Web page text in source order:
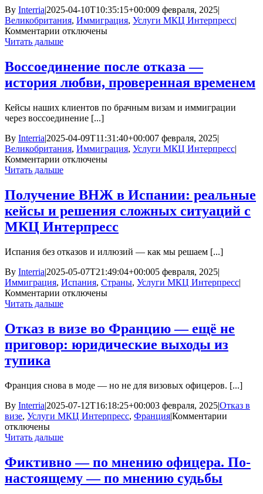
By Interria|2025-04-10T10:35:15+00:009 февраля, 2025|
Великобритания, Иммиграция, Услуги МКЦ Интерпресс|
Комментарии к
записи
иммиграционных
юристов
МКЦ
по
семейным
в
Великобританию
отключены
Читать дальше
Воссоединение после отказа —
история любви, проверенная временем
Кейсы наших клиентов по брачным визам и иммиграции
через воссоединение [...]
By Interria|2025-04-09T11:31:40+00:007 февраля, 2025|
Великобритания, Иммиграция, Услуги МКЦ Интерпресс|
Комментарии к
записи
после
отказа
—
любви,
временем
отключены
Читать дальше
Получение ВНЖ в Испании: реальные
кейсы и решения сложных ситуаций с
МКЦ Интерпресс
Испания без отказов и иллюзий — как мы решаем [...]
By Interria|2025-05-07T21:49:04+00:005 февраля, 2025|
Иммиграция, Испания, Страны, Услуги МКЦ Интерпресс|
Комментарии к
записи
в
Испании:
решения
ситуаций
с
Интерпресс
отключены
Читать дальше
Отказ в визе во Францию — ещё не
приговор: юридические выходы из
тупика
Франция снова в моде — но не для визовых офицеров. [...]
By Interria|2025-07-12T16:18:25+00:003 февраля, 2025|Отказ в
визе, Услуги МКЦ Интерпресс, Франция|Комментарии
визе
во
отключены
Читать дальше
Фиктивно — по мнению офицера. По-
настоящему — по мнению судьбы